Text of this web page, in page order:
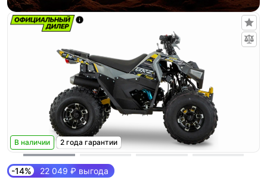
В наличии 2 года гарантии
-14% 22 049 ₽ выгода